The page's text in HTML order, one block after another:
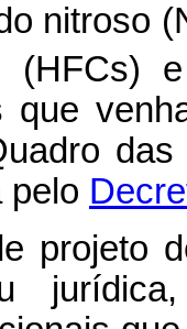
nitroso
(HFCs)
que
pelo
projeto